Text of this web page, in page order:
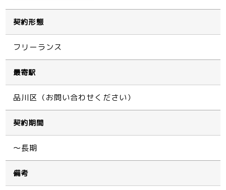
契約形態
フリーランス
最寄駅
品川区（お問い合わせください）
契約期間
～長期
備考